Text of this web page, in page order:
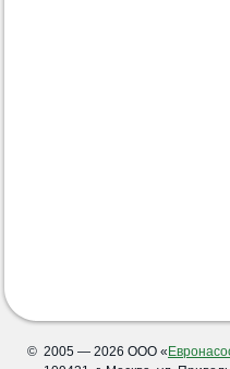
© 2005 — 2026 ООО «